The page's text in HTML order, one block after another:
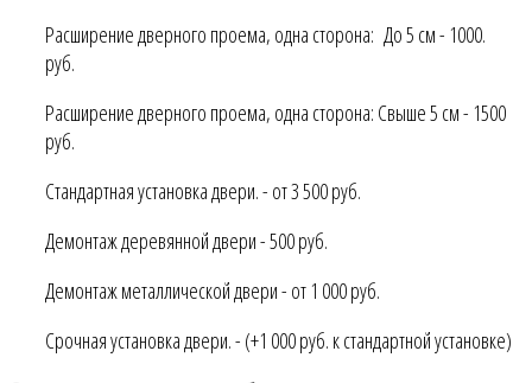
Расширение дверного проема, одна сторона: До 5 см - 1000.
руб.
Расширение дверного проема, одна сторона: Свыше 5 см - 1500
руб.
Стандартная установка двери. - от 3 500 руб.
Демонтаж деревянной двери - 500 руб.
Демонтаж металлической двери - от 1 000 руб.
Срочная установка двери. - (+1 000 руб. к стандартной установке)